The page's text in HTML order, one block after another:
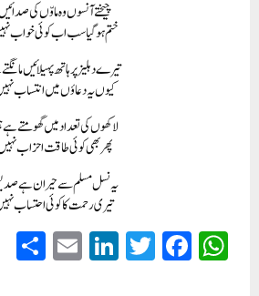
چیختے آنسوں وہ ماوّں کی
ختم ہوگیا سب اب کوئی خواب
تیرے دہلیز پر ہاتھ پہیلائیں
کیوں یہ دعاؤں میں ا نتساب
لاکھوں کی تعداد میں گھومتے
پھر بھی کوئی طاقت احزاب
یہ نسل مسلم سے حیران ہے
تیری رحمت کا کوئی ا حتساب
W
ha
Fa
ce
T
wi
Li
nk
E
m